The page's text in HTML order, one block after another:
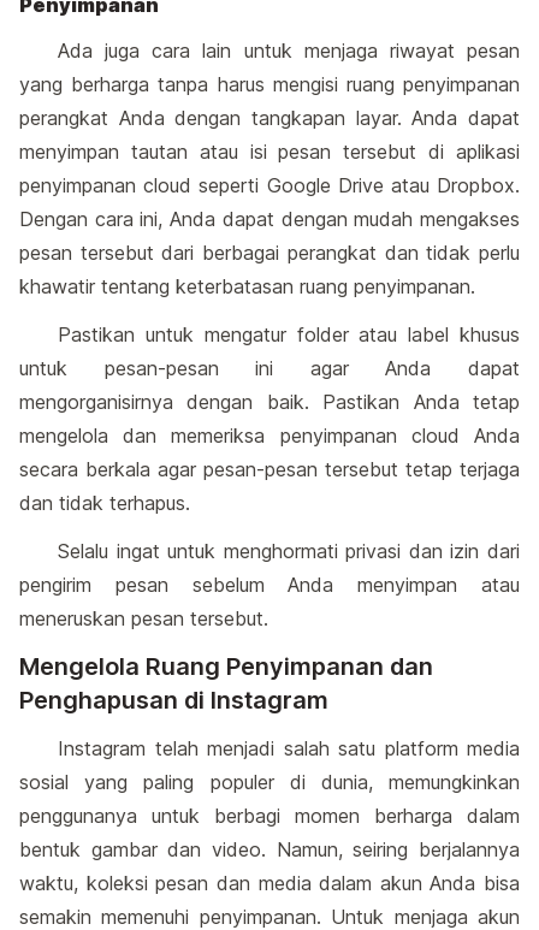
Penyimpanan
Ada juga cara lain untuk menjaga riwayat pesan
yang berharga tanpa harus mengisi ruang penyimpanan
perangkat Anda dengan tangkapan layar. Anda dapat
menyimpan tautan atau isi pesan tersebut di aplikasi
penyimpanan cloud seperti Google Drive atau Dropbox.
Dengan cara ini, Anda dapat dengan mudah mengakses
pesan tersebut dari berbagai perangkat dan tidak perlu
khawatir tentang keterbatasan ruang penyimpanan.
Pastikan untuk mengatur folder atau label khusus
untuk pesan-pesan ini agar Anda dapat
mengorganisirnya dengan baik. Pastikan Anda tetap
mengelola dan memeriksa penyimpanan cloud Anda
secara berkala agar pesan-pesan tersebut tetap terjaga
dan tidak terhapus.
Selalu ingat untuk menghormati privasi dan izin dari
pengirim pesan sebelum Anda menyimpan atau
meneruskan pesan tersebut.
Mengelola Ruang Penyimpanan dan
Penghapusan di Instagram
Instagram telah menjadi salah satu platform media
sosial yang paling populer di dunia, memungkinkan
penggunanya untuk berbagi momen berharga dalam
bentuk gambar dan video. Namun, seiring berjalannya
waktu, koleksi pesan dan media dalam akun Anda bisa
semakin memenuhi penyimpanan. Untuk menjaga akun